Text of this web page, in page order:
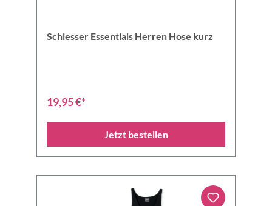
Schiesser Essentials Herren Hose kurz
19,95 €*
Jetzt bestellen